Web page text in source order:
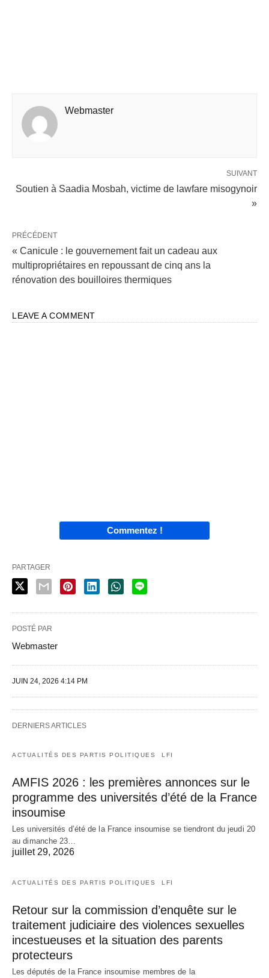
Webmaster
SUIVANT
Soutien à Saadia Mosbah, victime de lawfare misogynoir
»
PRÉCÉDENT
« Canicule : le gouvernement fait un cadeau aux
multipropriétaires en repoussant de cinq ans la
rénovation des bouilloires thermiques
LEAVE A COMMENT
Commentez !
PARTAGER
POSTÉ PAR
Webmaster
JUIN 24, 2026 4:14 PM
DERNIERS ARTICLES
ACTUALITÉS DES PARTIS POLITIQUES LFI
AMFIS 2026 : les premières annonces sur le
programme des universités d’été de la France
insoumise
Les universités d’été de la France insoumise se tiendront du jeudi 20
au dimanche 23…
juillet 29, 2026
ACTUALITÉS DES PARTIS POLITIQUES LFI
Retour sur la commission d’enquête sur le
traitement judiciaire des violences sexuelles
incestueuses et la situation des parents
protecteurs
Les députés de la France insoumise membres de la